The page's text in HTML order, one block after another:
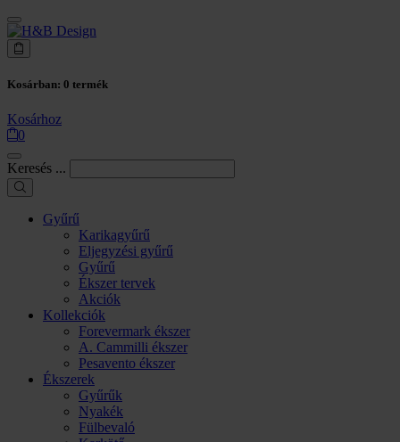
Kosárban: 0 termék
Kosárhoz
0
Keresés ...
Gyűrű
Karikagyűrű
Eljegyzési gyűrű
Gyűrű
Ékszer tervek
Akciók
Kollekciók
Forevermark ékszer
A. Cammilli ékszer
Pesavento ékszer
Ékszerek
Gyűrűk
Nyakék
Fülbevaló